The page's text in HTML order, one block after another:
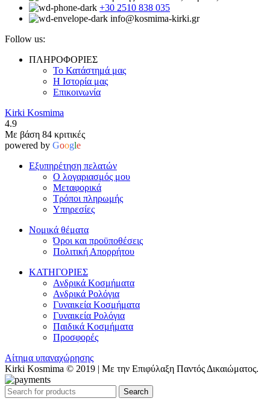
+30 2510 838 035
info@kosmima-kirki.gr
Follow us:
ΠΛΗΡΟΦΟΡΙΕΣ
Το Κατάστημά μας
Η Ιστορία μας
Επικοινωνία
Kirki Kosmima
4.9
Με βάση 84 κριτικές
powered by Google
Εξυπηρέτηση πελατών
Ο λογαριασμός μου
Μεταφορικά
Τρόποι πληρωμής
Υπηρεσίες
Νομικά θέματα
Όροι και προϋποθέσεις
Πολιτική Απορρήτου
ΚΑΤΗΓΟΡΙΕΣ
Ανδρικά Κοσμήματα
Ανδρικά Ρολόγια
Γυναικεία Κοσμήματα
Γυναικεία Ρολόγια
Παιδικά Κοσμήματα
Προσφορές
Αίτημα υπαναχώρησης
Kirki Kosmima © 2019 | Με την Επιφύλαξη Παντός Δικαιώματος.
Search